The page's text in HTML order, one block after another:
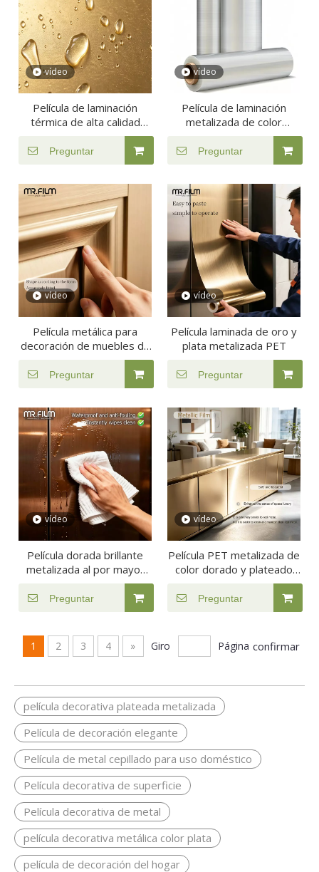
vídeo
Película de laminación
térmica de alta calidad
dorada/plateada
Preguntar
vídeo
Película de laminación
metalizada de color
Preguntar
vídeo
Película metálica para
decoración de muebles de
Preguntar
vídeo
Película laminada de oro y
plata metalizada PET
Preguntar
vídeo
Película dorada brillante
metalizada al por mayor
Preguntar
vídeo
Película PET metalizada de
color dorado y plateado
Preguntar
1 2 3 4 » Giro Página confirmar
película decorativa plateada metalizada
Película de decoración elegante
Película de metal cepillado para uso doméstico
Película decorativa de superficie
Película decorativa de metal
película decorativa metálica color plata
película de decoración del hogar